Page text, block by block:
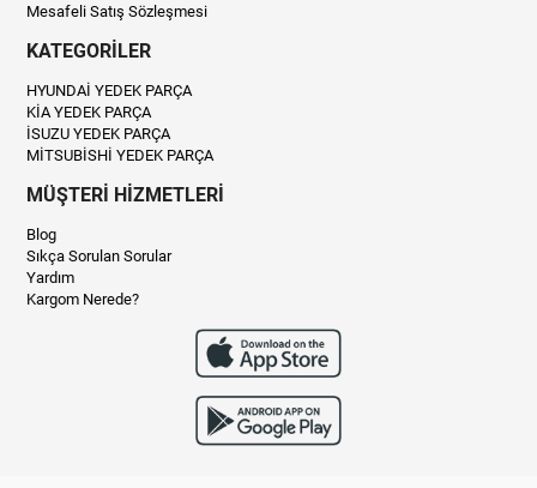
Mesafeli Satış Sözleşmesi
KATEGORİLER
HYUNDAİ YEDEK PARÇA
KİA YEDEK PARÇA
İSUZU YEDEK PARÇA
MİTSUBİSHİ YEDEK PARÇA
MÜŞTERİ HİZMETLERİ
Blog
Sıkça Sorulan Sorular
Yardım
Kargom Nerede?